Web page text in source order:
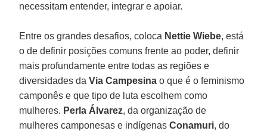
necessitam entender, integrar e apoiar.
Entre os grandes desafios, coloca Nettie Wiebe, está
o de definir posições comuns frente ao poder, definir
mais profundamente entre todas as regiões e
diversidades da Via Campesina o que é o feminismo
camponês e que tipo de luta escolhem como
mulheres. Perla Álvarez, da organização de
mulheres camponesas e indígenasConamuri, do